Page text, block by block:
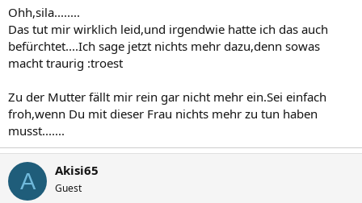
Ohh,sila........
Das tut mir wirklich leid,und irgendwie hatte ich das auch
befürchtet....Ich sage jetzt nichts mehr dazu,denn sowas
macht traurig :troest
Zu der Mutter fällt mir rein gar nicht mehr ein.Sei einfach
froh,wenn Du mit dieser Frau nichts mehr zu tun haben
musst.......
A Akisi65
Guest